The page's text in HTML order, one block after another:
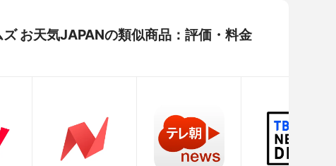
お天気JAPANの類似商品：評価・料金